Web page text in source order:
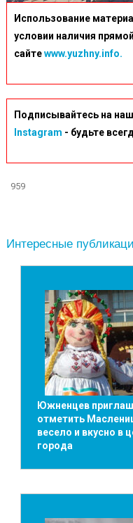
Использование
условии наличия
сайтеwww.yuzhny.info.
Подписывайтесь на
Instagram - будьте
959
Интересные
Южненцев
отметить
весело и вкусно в
города